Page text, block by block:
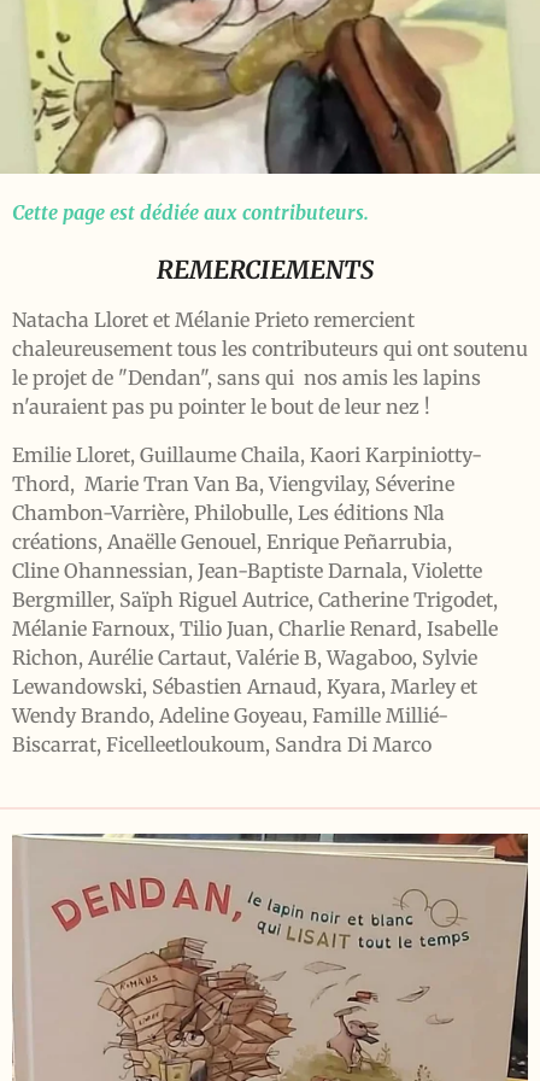
Cette page est dédiée aux contributeurs.
REMERCIEMENTS
Natacha Lloret et Mélanie Prieto remercient
chaleureusement tous les contributeurs qui ont soutenu
le projet de "Dendan", sans qui nos amis les lapins
n'auraient pas pu pointer le bout de leur nez !
Emilie Lloret, Guillaume Chaila, Kaori Karpiniotty-
Thord, Marie Tran Van Ba, Viengvilay, Séverine
Chambon-Varrière, Philobulle, Les éditions Nla
créations, Anaëlle Genouel, Enrique Peñarrubia,
Cline Ohannessian, Jean-Baptiste Darnala, Violette
Bergmiller, Saïph Riguel Autrice, Catherine Trigodet,
Mélanie Farnoux, Tilio Juan, Charlie Renard, Isabelle
Richon, Aurélie Cartaut, Valérie B, Wagaboo, Sylvie
Lewandowski, Sébastien Arnaud, Kyara, Marley et
Wendy Brando, Adeline Goyeau, Famille Millié-
Biscarrat, Ficelleetloukoum, Sandra Di Marco